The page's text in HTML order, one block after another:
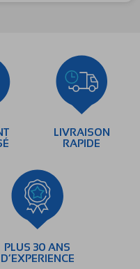
LIVRAISON
RAPIDE
PLUS 30 ANS
D’EXPERIENCE